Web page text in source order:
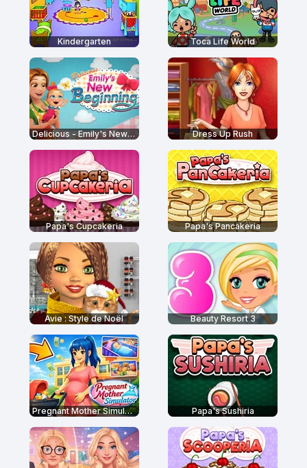
Kindergarten Toca Life World
Delicious - Emily's New Beginning Dress Up Rush
Papa's Cupcakeria Papa's Pancakeria
Avie : Style de Noël Beauty Resort 3
Pregnant Mother Simulator Papa's Sushiria